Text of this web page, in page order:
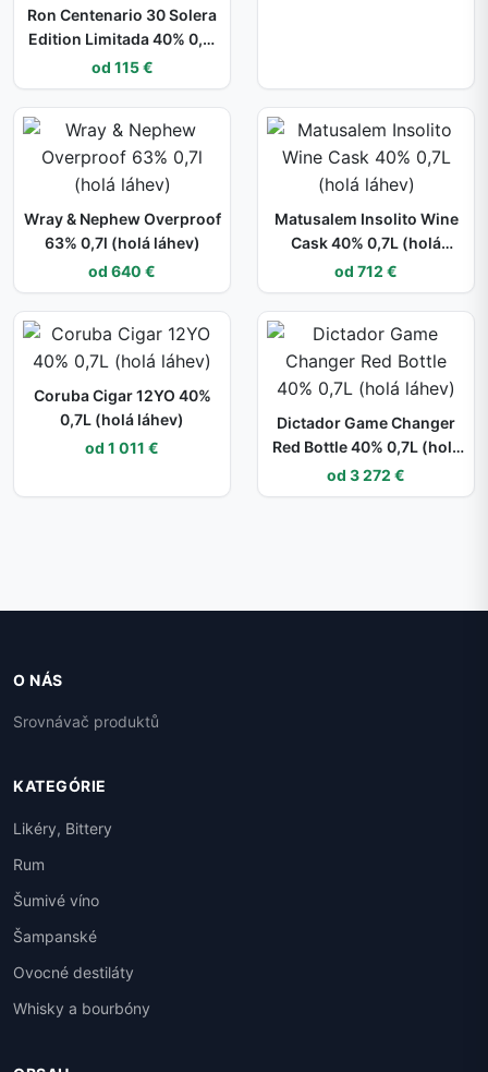
Ron Centenario 30 Solera
Edition Limitada 40% 0,7l
(dárkové balení kazeta)
od 115 €
Wray & Nephew Overproof
63% 0,7l (holá láhev)
od 640 €
Matusalem Insolito Wine
Cask 40% 0,7L (holá
láhev)
od 712 €
Coruba Cigar 12YO 40%
0,7L (holá láhev)
od 1 011 €
Dictador Game Changer
Red Bottle 40% 0,7L (holá
láhev)
od 3 272 €
O NÁS
Srovnávač produktů
KATEGÓRIE
Likéry, Bittery
Rum
Šumivé víno
Šampanské
Ovocné destiláty
Whisky a bourbóny